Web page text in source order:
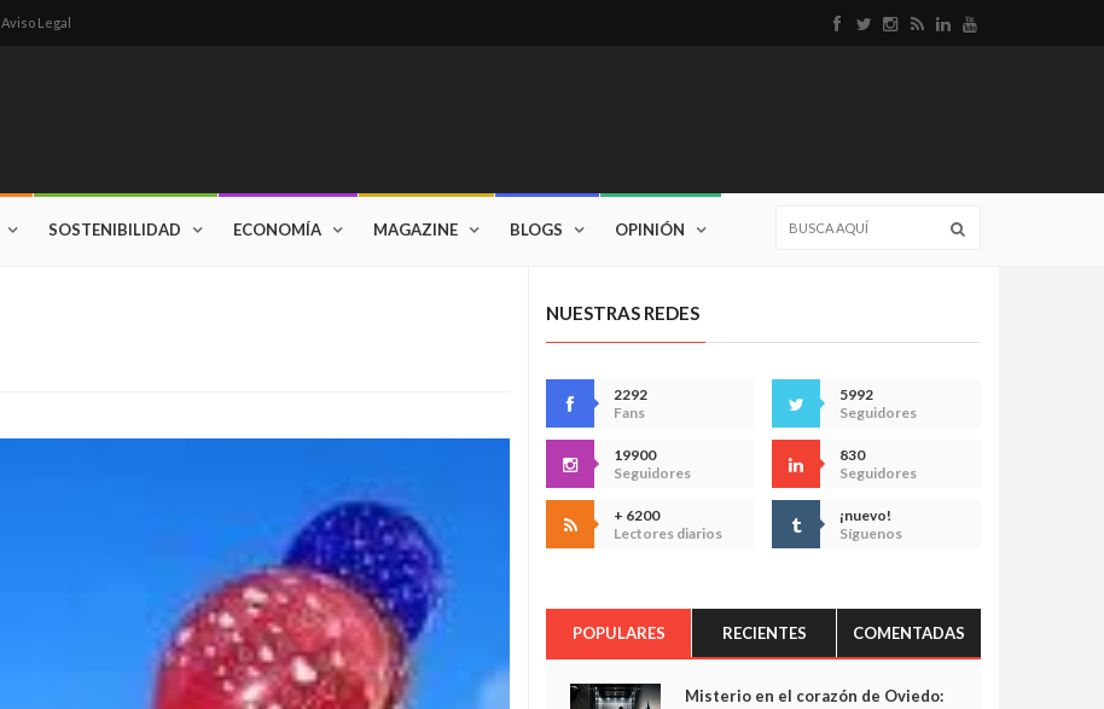
Aviso Legal
SOSTENIBILIDAD ECONOMÍA MAGAZINE BLOGS OPINIÓN
NUESTRAS REDES
2292
Fans
5992
Seguidores
19900
Seguidores
830
Seguidores
+ 6200
Lectores diarios
¡nuevo!
Síguenos
POPULARES RECIENTES COMENTADAS
Misterio en el corazón de Oviedo: